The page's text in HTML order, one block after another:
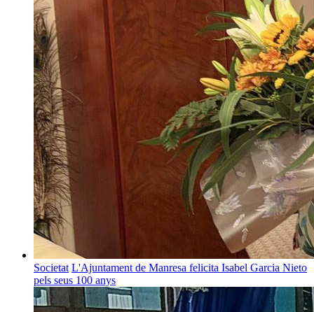
Societat L'Ajuntament de Manresa felicita Isabel Garcia Nieto
pels seus 100 anys